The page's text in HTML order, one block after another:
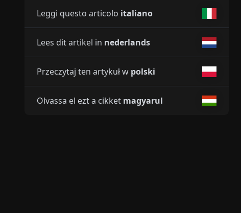
Leggi questo articolo italiano
Lees dit artikel in nederlands
Przeczytaj ten artykuł w polski
Olvassa el ezt a cikket magyarul